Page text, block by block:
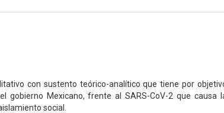
con sustento teórico-analítico que tiene por
gobierno Mexicano, frente al SARS-CoV-2 que causa
social.